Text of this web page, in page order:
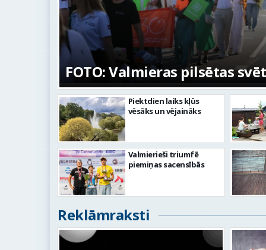
FOTO: Valmieras pilsētas
Piektdien laiks kļūs
vēsāks un vējaināks
Valmierieši triumfē
piemiņas sacensībās
Reklāmraksti